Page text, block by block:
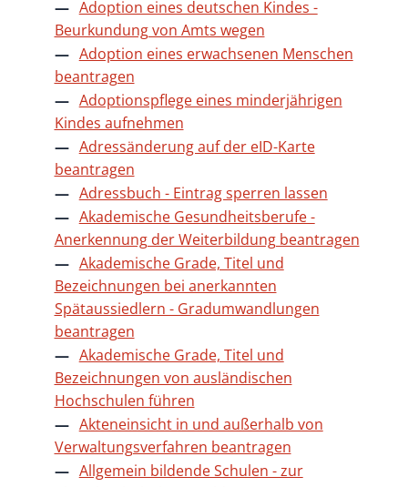
Adoption eines deutschen Kindes -
Beurkundung von Amts wegen
Adoption eines erwachsenen Menschen
beantragen
Adoptionspflege eines minderjährigen
Kindes aufnehmen
Adressänderung auf der eID-Karte
beantragen
Adressbuch - Eintrag sperren lassen
Akademische Gesundheitsberufe -
Anerkennung der Weiterbildung beantragen
Akademische Grade, Titel und
Bezeichnungen bei anerkannten
Spätaussiedlern - Gradumwandlungen
beantragen
Akademische Grade, Titel und
Bezeichnungen von ausländischen
Hochschulen führen
Akteneinsicht in und außerhalb von
Verwaltungsverfahren beantragen
Allgemein bildende Schulen - zur